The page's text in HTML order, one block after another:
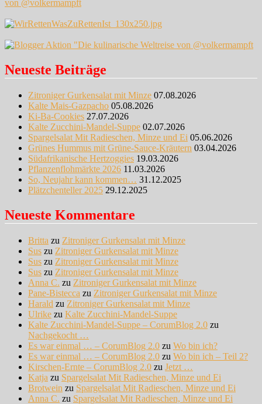
Neueste Beiträge
Zitroniger Gurkensalat mit Minze 07.08.2026
Kalte Mais-Gazpacho 05.08.2026
Ki-Ba-Cookies 27.07.2026
Kalte Zucchini-Mandel-Suppe 02.07.2026
Spargelsalat Mit Radieschen, Minze und Ei 05.06.2026
Grünes Hummus mit Grüne-Sauce-Kräutern 03.04.2026
Südafrikanische Hertzoggies 19.03.2026
Pflanzenflohmärkte 2026 11.03.2026
So, Neujahr kann kommen… 31.12.2025
Plätzchenteller 2025 29.12.2025
Neueste Kommentare
Britta zu Zitroniger Gurkensalat mit Minze
Sus zu Zitroniger Gurkensalat mit Minze
Sus zu Zitroniger Gurkensalat mit Minze
Sus zu Zitroniger Gurkensalat mit Minze
Anna C. zu Zitroniger Gurkensalat mit Minze
Pane-Bistecca zu Zitroniger Gurkensalat mit Minze
Harald zu Zitroniger Gurkensalat mit Minze
Ulrike zu Kalte Zucchini-Mandel-Suppe
Kalte Zucchini-Mandel-Suppe – CorumBlog 2.0 zu
Nachgekocht …
Es war einmal … – CorumBlog 2.0 zu Wo bin ich?
Es war einmal … – CorumBlog 2.0 zu Wo bin ich – Teil 2?
Kirschen-Ernte – CorumBlog 2.0 zu Jetzt …
Katja zu Spargelsalat Mit Radieschen, Minze und Ei
Brotwein zu Spargelsalat Mit Radieschen, Minze und Ei
Anna C. zu Spargelsalat Mit Radieschen, Minze und Ei